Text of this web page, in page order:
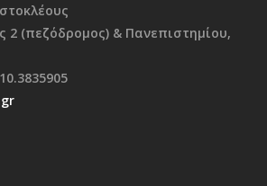
2 (πεζόδρομος) & Πανεπιστημίου,